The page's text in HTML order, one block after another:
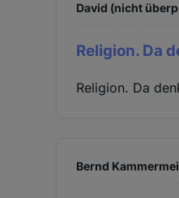
David (nicht
Religion. Da
Religion. Da
Bernd